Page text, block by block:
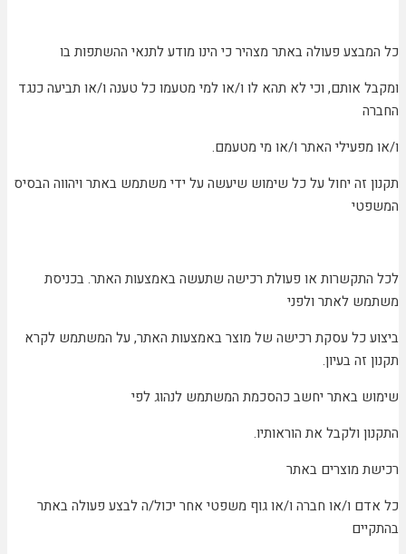
כל המבצע פעולה באתר מצהיר כי הינו מודע לתנאי ההשתפות בו
ומקבל אותם, וכי לא תהא לו ו/או למי מטעמו כל טענה ו/או תביעה כנגד
החברה
ו/או מפעילי האתר ו/או מי מטעמם.
תקנון זה יחול על כל שימוש שיעשה על ידי משתמש באתר ויהווה הבסיס
המשפטי
לכל התקשרות או פעולת רכישה שתעשה באמצעות האתר. בכניסת
משתמש לאתר ולפני
ביצוע כל עסקת רכישה של מוצר באמצעות האתר, על המשתמש לקרא
תקנון זה בעיון.
שימוש באתר יחשב כהסכמת המשתמש לנהוג לפי
התקנון ולקבל את הוראותיו.
רכישת מוצרים באתר
כל אדם ו/או חברה ו/או גוף משפטי אחר יכול/ה לבצע פעולה באתר
בהתקיים